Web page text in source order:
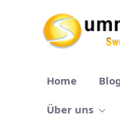
Zum Hauptinhalt
Home
Über uns